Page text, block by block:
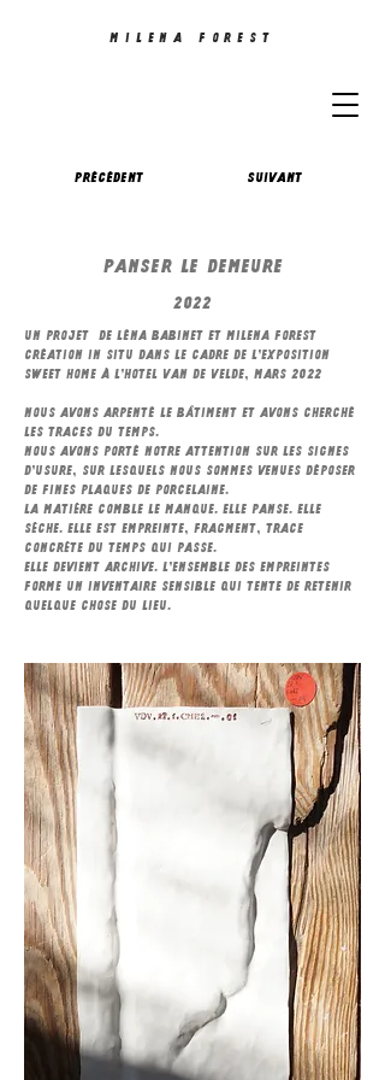
MILENA FOREST
Précédent Suivant
Panser le demeure
2022
Un projet de Léna Babinet et Milena Forest
Création in situ dans le cadre de l’exposition
Sweet Home à l’Hotel Van de Velde, mars 2022
Nous avons arpenté le bâtiment et avons cherché
les traces du temps.
Nous avons porté notre attention sur les signes
d’usure, sur lesquels nous sommes venues déposer
de fines plaques de porcelaine.
La matière comble le manque. Elle panse. Elle
sèche. Elle est empreinte, fragment, trace
concrète du temps qui passe.
Elle devient archive. L’ensemble des empreintes
forme un inventaire sensible qui tente de retenir
quelque chose du lieu.